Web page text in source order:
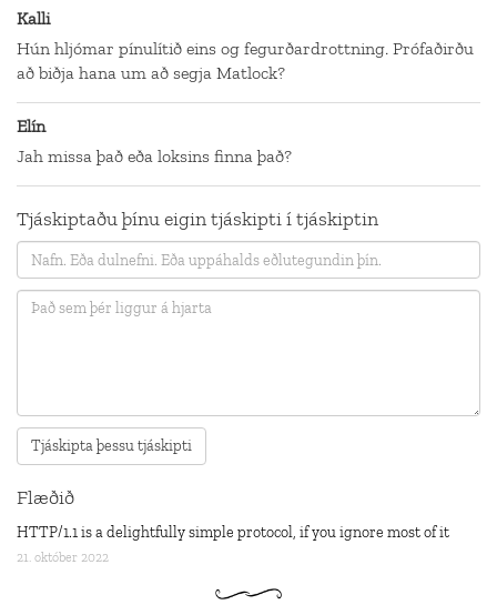
Kalli
Hún hljómar pínulítið eins og fegurðardrottning. Prófaðirðu
að biðja hana um að segja Matlock?
Elín
Jah missa það eða loksins finna það?
Tjáskiptaðu þínu eigin tjáskipti í tjáskiptin
Flæðið
HTTP/1.1 is a delightfully simple protocol, if you ignore most of it
21. október 2022